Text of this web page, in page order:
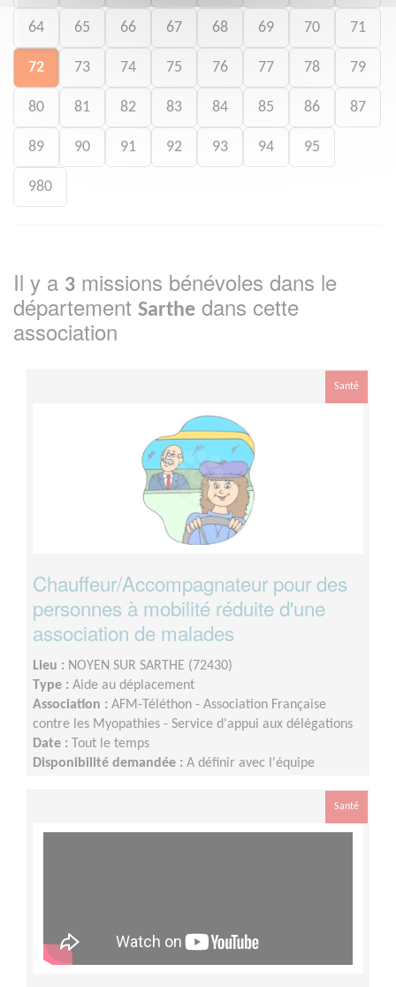
64 65 66 67 68 69 70 71
72 73 74 75 76 77 78 79
80 81 82 83 84 85 86 87
89 90 91 92 93 94 95
980
Il y a 3 missions bénévoles dans le
département Sarthe dans cette
association
Santé
Chauffeur/Accompagnateur pour des
personnes à mobilité réduite d'une
association de malades
Lieu : NOYEN SUR SARTHE (72430)
Type : Aide au déplacement
Association : AFM-Téléthon - Association Française
contre les Myopathies - Service d'appui aux délégations
Date :
Tout le temps
Disponibilité demandée : A définir avec l'équipe
Santé